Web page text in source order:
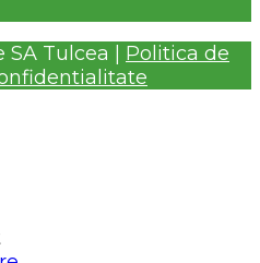
Tulcea | Politica de